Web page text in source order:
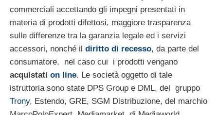
commerciali accettando gli impegni presentati in
materia di prodotti difettosi, maggiore trasparenza
sulle differenze tra la garanzia legale ed i servizi
accessori, nonché il diritto di recesso, da parte del
consumatore, nel caso cui i prodotti vengano
acquistati on line. Le società oggetto di tale
istruttoria sono state DPS Group e DML, del gruppo
Trony, Estendo, GRE, SGM Distribuzione, del marchio